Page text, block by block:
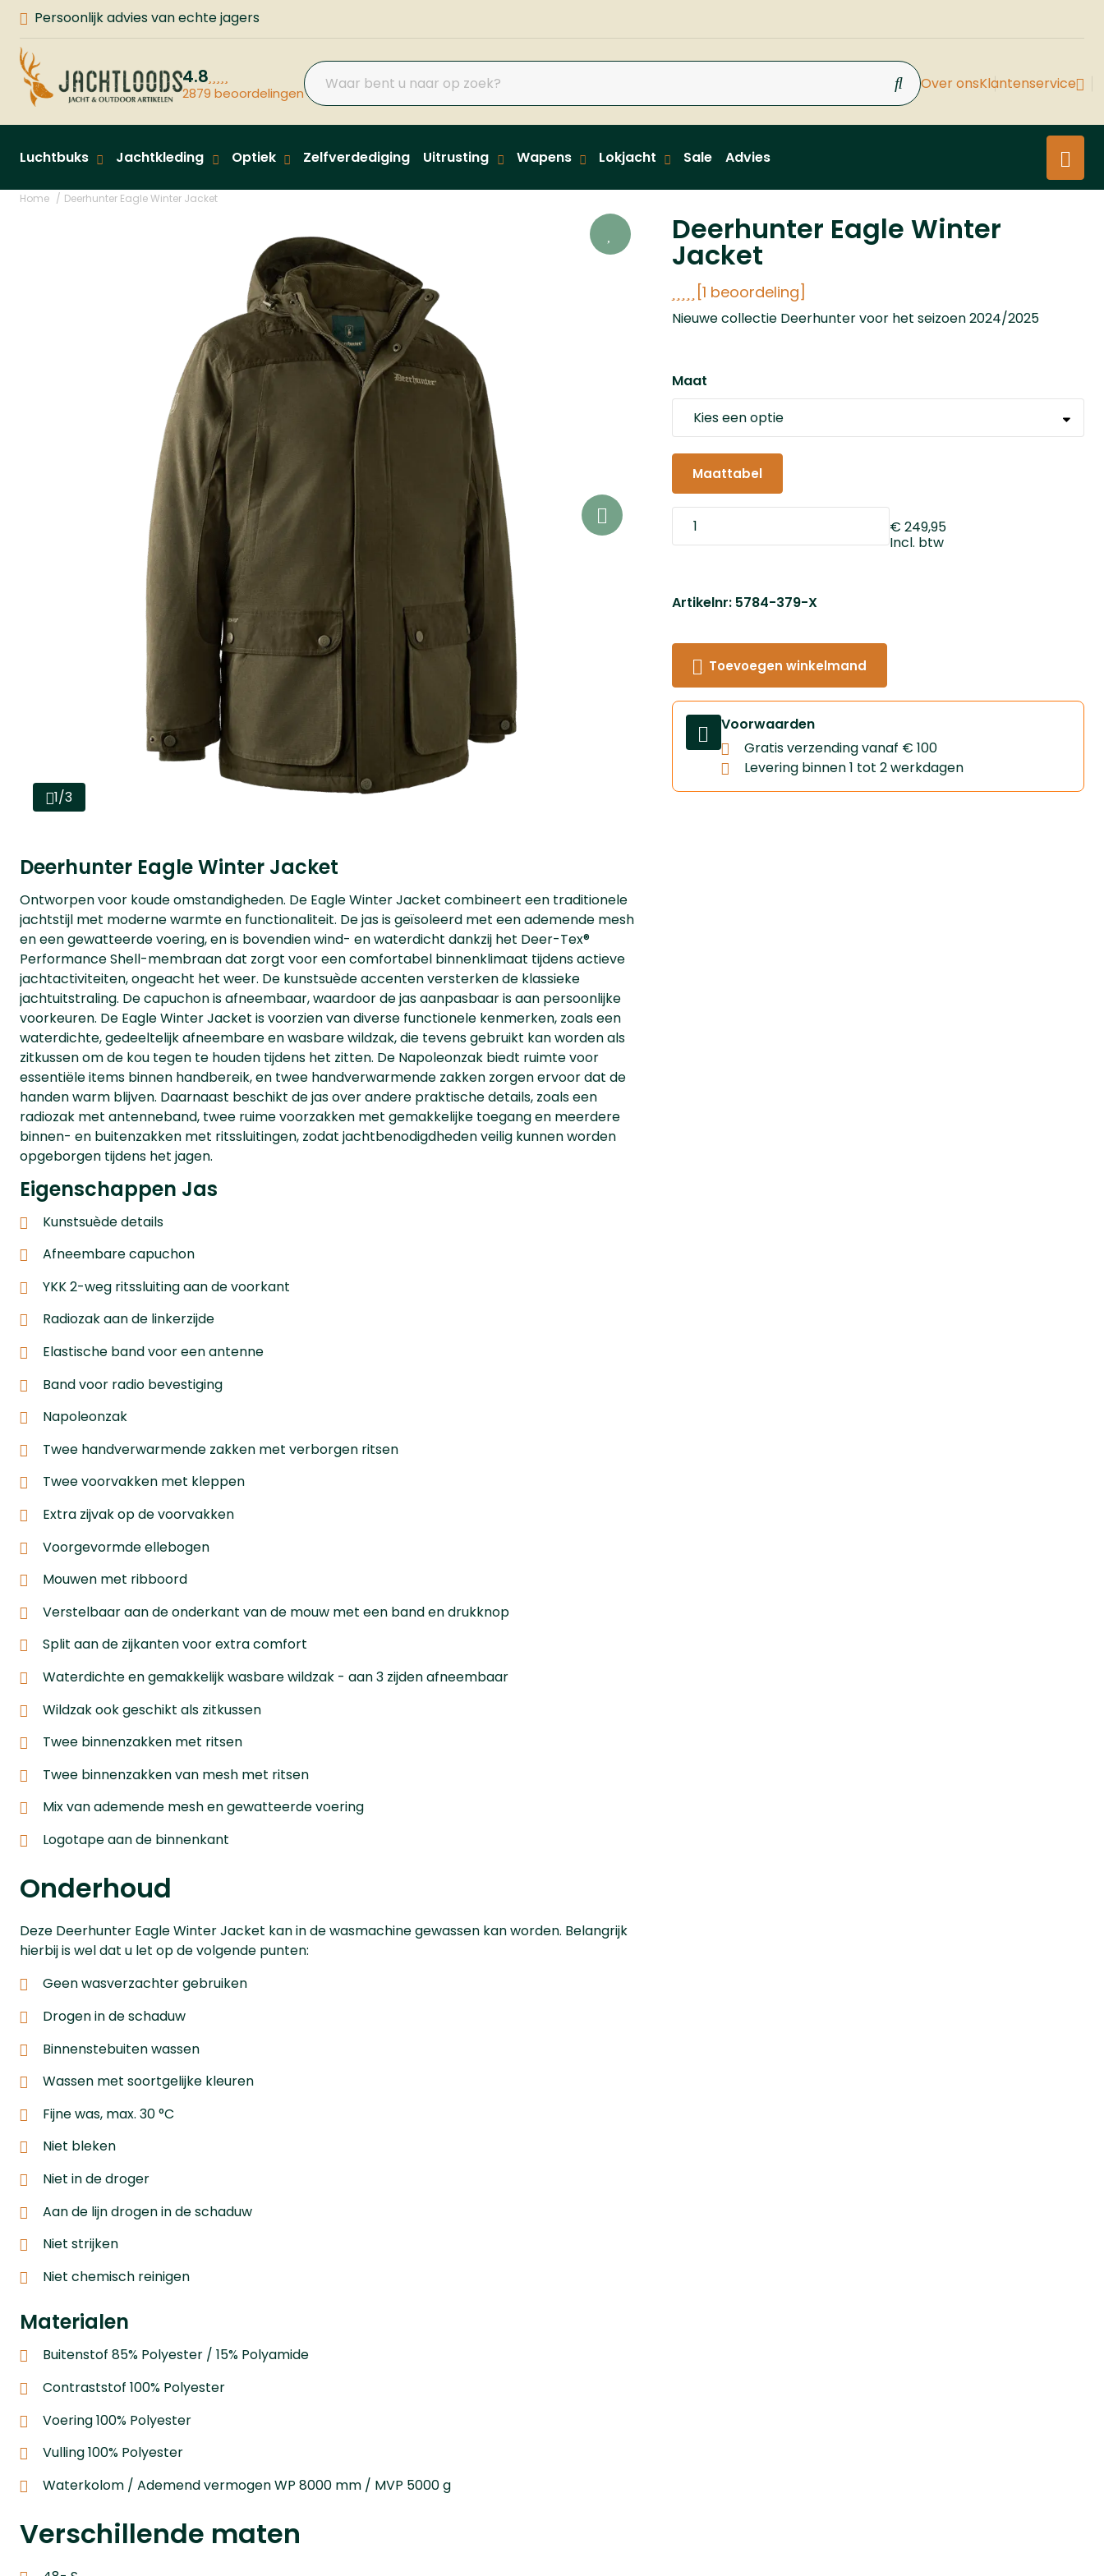
Persoonlijk advies van echte jagers
4.8
2879 beoordelingen Over onsKlantenservice
Luchtbuks Jachtkleding Optiek Zelfverdediging Uitrusting Wapens Lokjacht Sale Advies
Home Deerhunter Eagle Winter Jacket
1/3
Deerhunter Eagle Winter Jacket
Ontworpen voor koude omstandigheden. De Eagle Winter Jacket combineert een traditionele
jachtstijl met moderne warmte en functionaliteit. De jas is geïsoleerd met een ademende mesh
en een gewatteerde voering, en is bovendien wind- en waterdicht dankzij het Deer-Tex®
Performance Shell-membraan dat zorgt voor een comfortabel binnenklimaat tijdens actieve
jachtactiviteiten, ongeacht het weer. De kunstsuède accenten versterken de klassieke
jachtuitstraling. De capuchon is afneembaar, waardoor de jas aanpasbaar is aan persoonlijke
voorkeuren. De Eagle Winter Jacket is voorzien van diverse functionele kenmerken, zoals een
waterdichte, gedeeltelijk afneembare en wasbare wildzak, die tevens gebruikt kan worden als
zitkussen om de kou tegen te houden tijdens het zitten. De Napoleonzak biedt ruimte voor
essentiële items binnen handbereik, en twee handverwarmende zakken zorgen ervoor dat de
handen warm blijven. Daarnaast beschikt de jas over andere praktische details, zoals een
radiozak met antenneband, twee ruime voorzakken met gemakkelijke toegang en meerdere
binnen- en buitenzakken met ritssluitingen, zodat jachtbenodigdheden veilig kunnen worden
opgeborgen tijdens het jagen.
Eigenschappen Jas
Kunstsuède details
Afneembare capuchon
YKK 2-weg ritssluiting aan de voorkant
Radiozak aan de linkerzijde
Elastische band voor een antenne
Band voor radio bevestiging
Napoleonzak
Twee handverwarmende zakken met verborgen ritsen
Twee voorvakken met kleppen
Extra zijvak op de voorvakken
Voorgevormde ellebogen
Mouwen met ribboord
Verstelbaar aan de onderkant van de mouw met een band en drukknop
Split aan de zijkanten voor extra comfort
Waterdichte en gemakkelijk wasbare wildzak - aan 3 zijden afneembaar
Wildzak ook geschikt als zitkussen
Twee binnenzakken met ritsen
Twee binnenzakken van mesh met ritsen
Mix van ademende mesh en gewatteerde voering
Logotape aan de binnenkant
Onderhoud
Deze Deerhunter Eagle Winter Jacket kan in de wasmachine gewassen kan worden. Belangrijk
hierbij is wel dat u let op de volgende punten:
Geen wasverzachter gebruiken
Drogen in de schaduw
Binnenstebuiten wassen
Wassen met soortgelijke kleuren
Fijne was, max. 30 °C
Niet bleken
Niet in de droger
Aan de lijn drogen in de schaduw
Niet strijken
Niet chemisch reinigen
Materialen
Buitenstof 85% Polyester / 15% Polyamide
Contraststof 100% Polyester
Voering 100% Polyester
Vulling 100% Polyester
Waterkolom / Ademend vermogen WP 8000 mm / MVP 5000 g
Verschillende maten
Deerhunter Eagle Winter
Jacket
[1 beoordeling]
Nieuwe collectie Deerhunter voor het seizoen 2024/2025
Maat
Maattabel
€ 249,95
Incl. btw
Artikelnr: 5784-379-X
Toevoegen winkelmand
Voorwaarden
Gratis verzending vanaf € 100
Levering binnen 1 tot 2 werkdagen